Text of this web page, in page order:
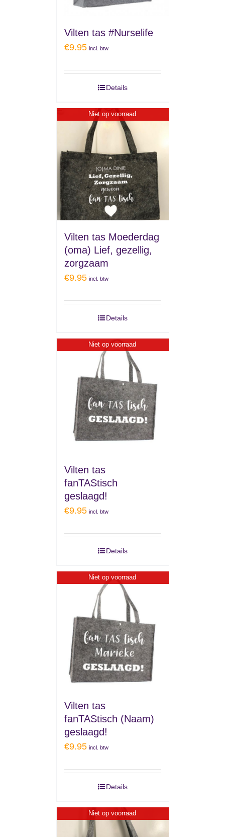
Vilten tas #Nurselife
€9.95 incl. btw
Details
Niet op voorraad
Vilten tas Moederdag
(oma) Lief, gezellig,
zorgzaam
€9.95 incl. btw
Details
Niet op voorraad
Vilten tas
fanTAStisch
geslaagd!
€9.95 incl. btw
Details
Niet op voorraad
Vilten tas
fanTAStisch (Naam)
geslaagd!
€9.95 incl. btw
Details
Niet op voorraad